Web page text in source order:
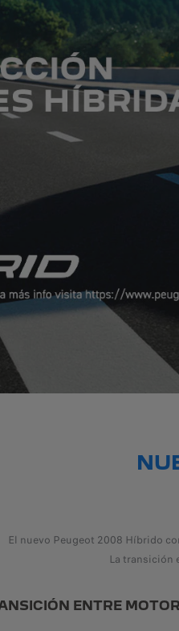
El nuevo Peugeot 2008 Híbrido
La transición
ENTRE